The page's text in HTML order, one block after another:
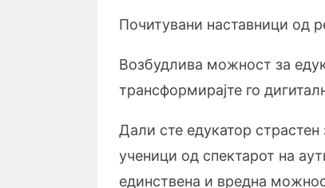
Почитувани наставници од
Возбудлива можност за
трансформирајте го
Дали сте едукатор
ученици од спектарот на
единствена и вредна